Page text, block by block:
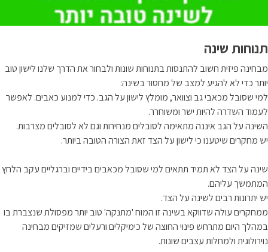
תנוחות שינה
מבחינה פיזית חשוב להתנסות בתנוחות שונות ולבחור את הדרך שלנו לישון טוב
יותר כדי לא להגיע למצב של מחסור בשינה:
למי שסובל מכאבי גב וצוואר, מומלץ לישון על הגב. כדי למנוע כאבים. לאפשר
לעמוד השדרה להיות ישר ומשוחרר.
השינה על הגב איננה מתאימה לסובלים מנחירות וגם לא לסובלים מצרבות.
יש מחקרים שיטענו כי לישון על הצד זאת הצורה הטובה ביותר.
שינה על הצד לא תמיד תתאים למי שסובל מכאבים בידיים וברגליים עקב הלחץ
המתמשך עליהם.
יש יתרונות רבים לשינה על הצד.
ממחקרים עולה שדווקא בשינה זו המוח 'מתנקה' טוב יותר מפסולת שנצברת בו
במהלך היום מתרחש פינוי החוצה של כימיקלים ורעלים שמזיקים מבחינה
נוירולוגית ולמחלות עצבים שונות.